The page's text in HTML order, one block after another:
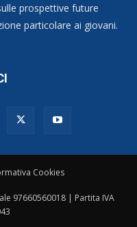
prospettive future
particolare ai giovani.
Cookies
97660560018 | Partita IVA